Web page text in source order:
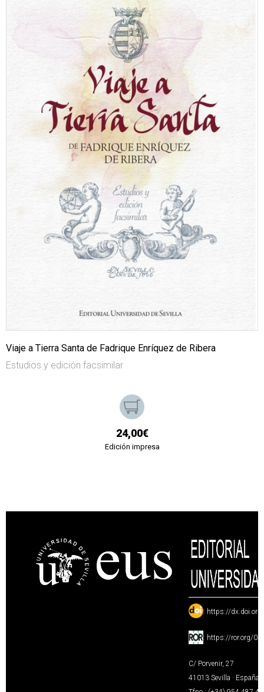
Viaje a Tierra Santa de Fadrique Enríquez de Ribera
Estudios y edición facsimilar
24,00€
Edición impresa
: https://
: https://ror.org/
C/ Porvenir, 27
41013 Sevilla · España